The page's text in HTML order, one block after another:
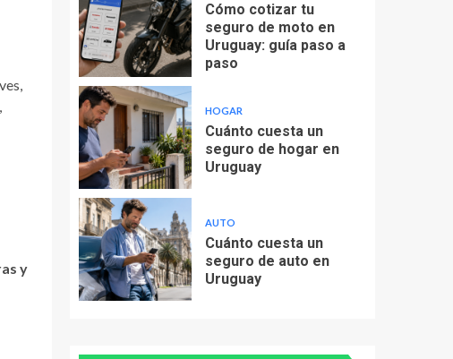
y
Cómo cotizar tu
seguro de moto en
Uruguay: guía paso a
paso
HOGAR
Cuánto cuesta un
seguro de hogar en
Uruguay
AUTO
Cuánto cuesta un
seguro de auto en
Uruguay